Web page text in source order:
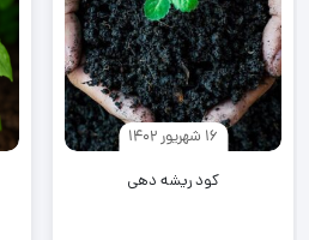
16 شهریور 1402
کود ریشه دهی